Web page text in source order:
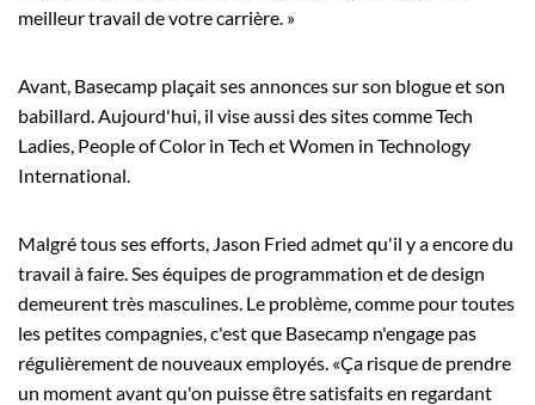
meilleur travail de votre carrière. »
Avant, Basecamp plaçait ses annonces sur son blogue et son
babillard. Aujourd'hui, il vise aussi des sites comme Tech
Ladies, People of Color in Tech et Women in Technology
International.
Malgré tous ses efforts, Jason Fried admet qu'il y a encore du
travail à faire. Ses équipes de programmation et de design
demeurent très masculines. Le problème, comme pour toutes
les petites compagnies, c'est que Basecamp n'engage pas
régulièrement de nouveaux employés. «Ça risque de prendre
un moment avant qu'on puisse être satisfaits en regardant